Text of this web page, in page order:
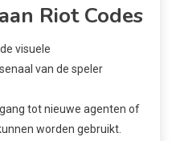
Riot Codes
visuele
van de speler
tot nieuwe agenten of
worden gebruikt.